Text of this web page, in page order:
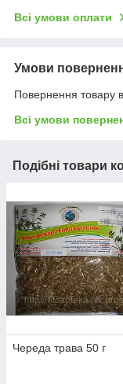
Всі умови оплати
Умови
Повернення товару
Всі умови
Подібні товари
Череда трава 50 г